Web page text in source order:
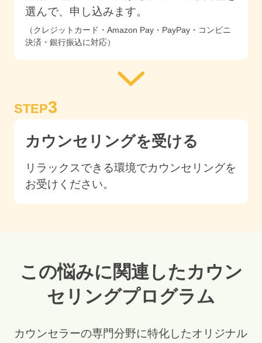
選んで、申し込みます。
（クレジットカード・Amazon Pay・PayPay・コンビニ
決済・銀行振込に対応）
STEP3
カウンセリングを受ける
リラックスできる環境でカウンセリングを
お受けください。
この悩みに関連したカウン
セリングプログラム
カウンセラーの専門分野に特化したオリジナル